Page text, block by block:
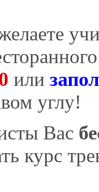
или
углу!
Вас
курс